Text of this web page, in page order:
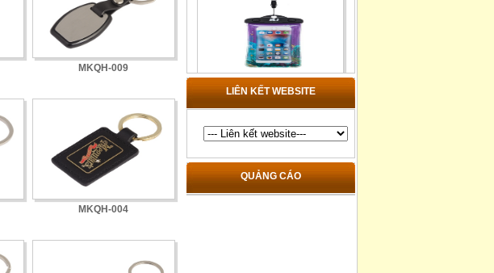
MKQH-009
MKQH-004
TCN-001
LIÊN KẾT WEBSITE
QUẢNG CÁO